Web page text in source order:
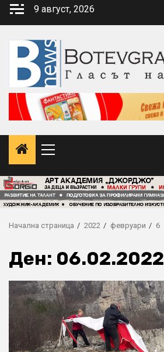
Skip
9 август, 2026
Primary
Начална страница 2022 февруари 6
Ден: 06.02.2022